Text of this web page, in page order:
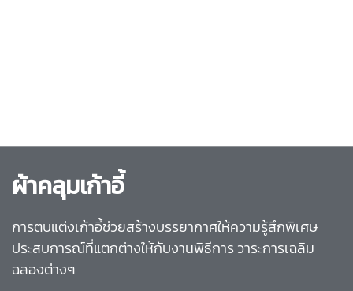
ผ้าคลุมเก้าอี้
การตบแต่งเก้าอี้ช่วยสร้างบรรยากาศให้ความรู้สึกพิเศษ
ประสบการณ์ที่แตกต่างให้กับงานพิธีการ วาระการเฉลิม
ฉลองต่างๆ